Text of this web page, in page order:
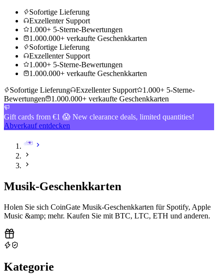
Sofortige Lieferung
Exzellenter Support
1.000+ 5-Sterne-Bewertungen
1.000.000+ verkaufte Geschenkkarten
Sofortige Lieferung
Exzellenter Support
1.000+ 5-Sterne-Bewertungen
1.000.000+ verkaufte Geschenkkarten
Sofortige Lieferung
Exzellenter Support
1.000+ 5-Sterne-
Bewertungen
1.000.000+ verkaufte Geschenkkarten
Gift cards from €1 😱 New clearance deals, limited quantities!
Abverkauf entdecken
Musik-Geschenkkarten
Holen Sie sich CoinGate Musik-Geschenkkarten für Spotify, Apple
Music &amp; mehr. Kaufen Sie mit BTC, LTC, ETH und anderen.
Kategorie